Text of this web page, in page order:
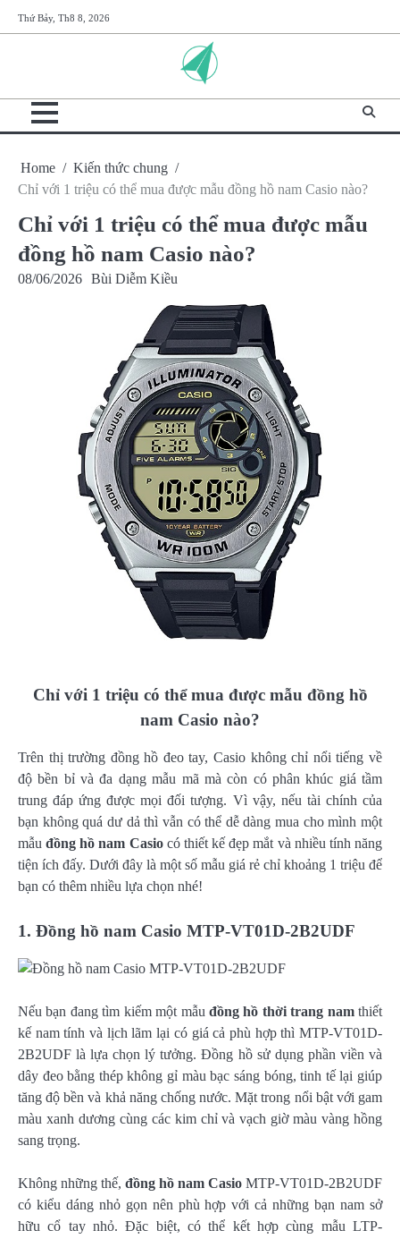
to
Thứ Bảy, Th8 8, 2026
Home
Kiến thức chung
Chỉ với 1 triệu có thể mua được mẫu đồng hồ nam Casio nào?
Chỉ với 1 triệu có thể mua được mẫu
đồng hồ nam Casio nào?
08/06/2026 Bùi Diễm Kiều
Chỉ với 1 triệu có thể mua được mẫu đồng hồ
nam Casio nào?
Trên thị trường đồng hồ đeo tay, Casio không chỉ nổi tiếng về
độ bền bỉ và đa dạng mẫu mã mà còn có phân khúc giá tầm
trung đáp ứng được mọi đối tượng. Vì vậy, nếu tài chính của
bạn không quá dư dả thì vẫn có thể dễ dàng mua cho mình một
mẫuđồng hồ nam Casiocó thiết kế đẹp mắt và nhiều tính năng
tiện ích đấy. Dưới đây là một số mẫu giá rẻ chỉ khoảng 1 triệu để
bạn có thêm nhiều lựa chọn nhé!
1. Đồng hồ nam Casio MTP-VT01D-2B2UDF
Nếu bạn đang tìm kiếm một mẫu đồng hồ thời trang namthiết
kế nam tính và lịch lãm lại có giá cả phù hợp thì MTP-VT01D-
2B2UDF là lựa chọn lý tưởng. Đồng hồ sử dụng phần viền và
dây đeo bằng thép không gỉ màu bạc sáng bóng, tinh tế lại giúp
tăng độ bền và khả năng chống nước. Mặt trong nổi bật với gam
màu xanh dương cùng các kim chỉ và vạch giờ màu vàng hồng
sang trọng.
Không những thế, đồng hồ nam Casio MTP-VT01D-2B2UDF
có kiểu dáng nhỏ gọn nên phù hợp với cả những bạn nam sở
hữu cổ tay nhỏ. Đặc biệt, có thể kết hợp cùng mẫu LTP-